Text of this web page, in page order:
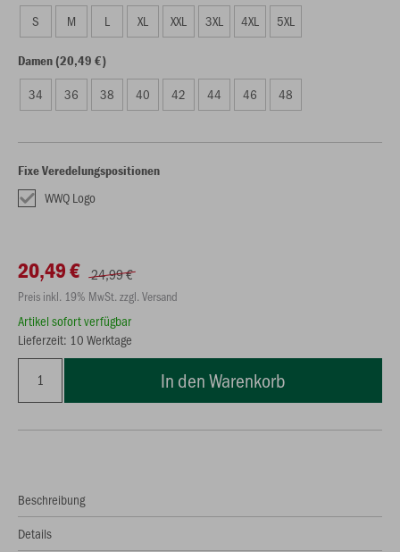
S M L XL XXL 3XL 4XL 5XL
Damen (20,49 €)
34 36 38 40 42 44 46 48
Fixe Veredelungspositionen
WWQ Logo
20,49 € 24,99 €
Preis inkl. 19% MwSt. zzgl. Versand
Artikel sofort verfügbar
Lieferzeit: 10 Werktage
In den Warenkorb
Beschreibung
Details